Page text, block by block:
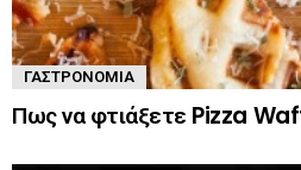
ΓΑΣΤΡΟΝΟΜΊΑ
Πως να φτιάξετε Pizza